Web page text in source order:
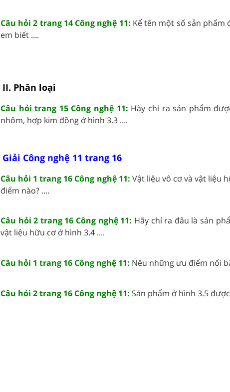
Câu hỏi 2 trang 14 Công nghệ 11: Kể tên một số sản phẩm
em biết ....
II. Phân loại
Câu hỏi trang 15 Công nghệ 11: Hãy chỉ ra sản phẩm
nhôm, hợp kim đồng ở hình 3.3 ....
Giải Công nghệ 11 trang 16
Câu hỏi 1 trang 16 Công nghệ 11: Vật liệu vô cơ và vật liệu
điểm nào? ....
Câu hỏi 2 trang 16 Công nghệ 11: Hãy chỉ ra đâu là sản
vật liệu hữu cơ ở hình 3.4 ....
Câu hỏi 1 trang 16 Công nghệ 11: Nêu những ưu điểm nổi
Câu hỏi 2 trang 16 Công nghệ 11: Sản phẩm ở hình 3.5